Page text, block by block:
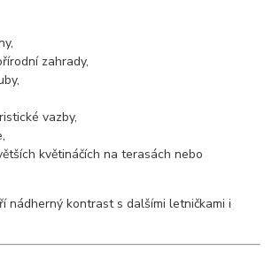
zahrady,
vazby,
květináčích na terasách nebo
nádherný kontrast s dalšími letničkami i